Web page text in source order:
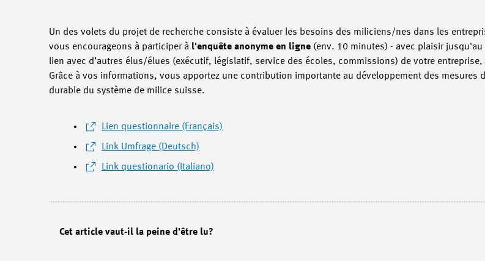
Un des volets du projet de recherche consiste à évaluer les besoins des miliciens/nes dans les
vous encourageons à participer à l'enquête anonyme en ligne (env. 10 minutes) - avec plaisir
lien avec d’autres élus/élues (exécutif, législatif, service des écoles, commissions) de votre
Grâce à vos informations, vous apportez une contribution importante au développement des mesures
durable du système de milice suisse.
Lien questionnaire (Français)
Link Umfrage (Deutsch)
Link questionario (Italiano)
Cet article vaut-il la peine d'être lu?